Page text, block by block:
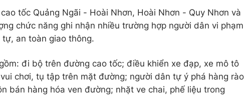
tốc Quảng Ngãi - Hoài Nhơn, Hoài Nhơn - Quy Nhơn và
chức năng ghi nhận nhiều trường hợp người dân vi phạm
an toàn giao thông.
đi bộ trên đường cao tốc; điều khiển xe đạp, xe mô tô
chơi, tụ tập trên mặt đường; người dân tự ý phá hàng rào
bán hàng hóa ven đường; nhặt ve chai, phế liệu trong